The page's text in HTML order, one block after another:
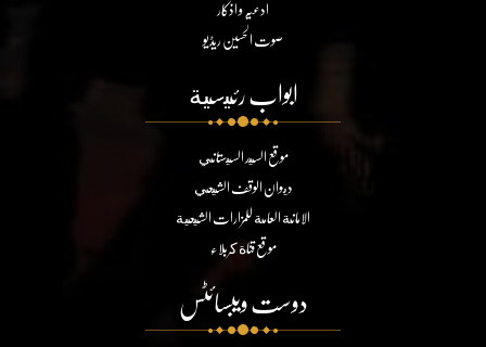
ادعیہ و اذکار
صوت الحسین ریڈیو
ابواب رئيسية
موقع السيد السيستاني
ديوان الوقف الشيعي
الامانة العامة للمزارات الشيعية
موقع قناة كربلاء
دوست ویبسائٹس